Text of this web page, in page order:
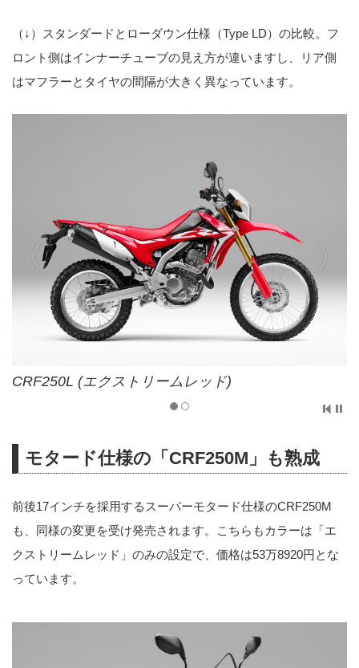
（↓）スタンダードとローダウン仕様（Type LD）の比較。フ
ロント側はインナーチューブの見え方が違いますし、リア側
はマフラーとタイヤの間隔が大きく異なっています。
CRF250L (エクストリームレッド)
モタード仕様の「CRF250M」も熟成
前後17インチを採用するスーパーモタード仕様のCRF250M
も、同様の変更を受け発売されます。こちらもカラーは「エ
クストリームレッド」のみの設定で、価格は53万8920円とな
っています。